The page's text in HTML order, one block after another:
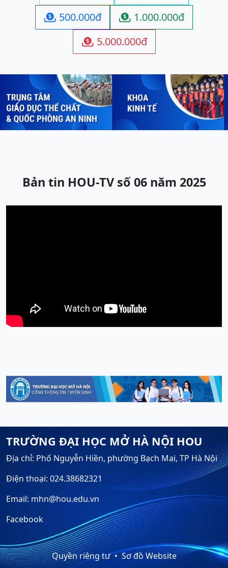
 500.000đ  1.000.000đ
 5.000.000đ
Previous Next
Bản tin HOU-TV số 06 năm 2025
TRƯỜNG ĐẠI HỌC MỞ HÀ NỘI HOU
Địa chỉ: Phố Nguyễn Hiền, phường Bạch Mai, TP Hà Nội
Điện thoại: 024.38682321
Email: mhn@hou.edu.vn
Facebook
Quyền riêng tư Sơ đồ Website